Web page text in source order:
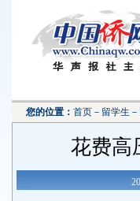
您的位置： 首页 － 留学生 －
花费高